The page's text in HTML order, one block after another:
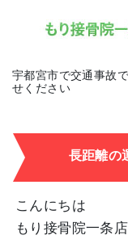
宇都宮市で交通事故
せください
長距離の
こんにちは
もり接骨院一条店